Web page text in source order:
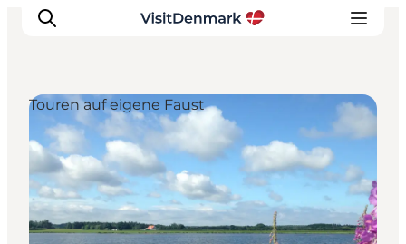
Inspiration
Regionen
Erlebnisse
Unterkünfte
Touren auf eigene Faust